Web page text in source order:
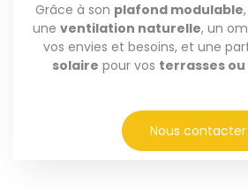
Grâce à son plafond modulable
une ventilation naturelle, un
vos envies et besoins, et une
solaire pour vos terrasses ou
Nous contacter